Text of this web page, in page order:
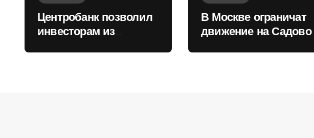
Центробанк позволил
инвесторам из
В Москве ограничат
движение на Садовом